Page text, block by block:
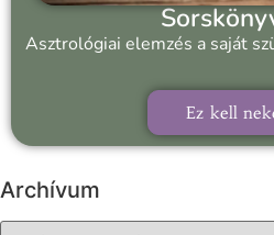
Asztrológiai elemzés a saját
Ez kell
Archívum